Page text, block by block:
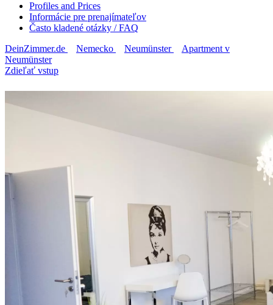
Profiles and Prices
Informácie pre prenajímateľov
Často kladené otázky / FAQ
DeinZimmer.de
Nemecko Neumünster
Apartment v
Neumünster
Zdieľať vstup